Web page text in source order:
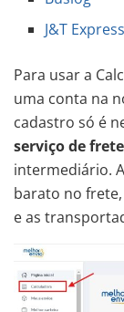
J&T Express
Para usar a
uma conta na
cadastro só é
serviço de frete
intermediário.
barato no
e as